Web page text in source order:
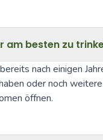
am besten zu
nach einigen
oder noch
öffnen.